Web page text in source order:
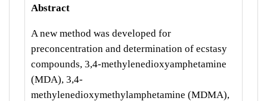
Abstract
A new method was developed for
preconcentration and determination of ecstasy
compounds, 3,4-methylenedioxyamphetamine
(MDA), 3,4-
methylenedioxymethylamphetamine (MDMA),